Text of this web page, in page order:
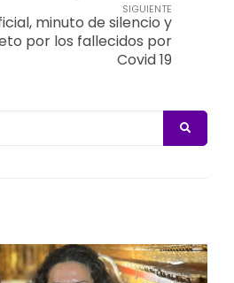
SIGUIENTE
minuto de silencio y
por los fallecidos por
Covid 19